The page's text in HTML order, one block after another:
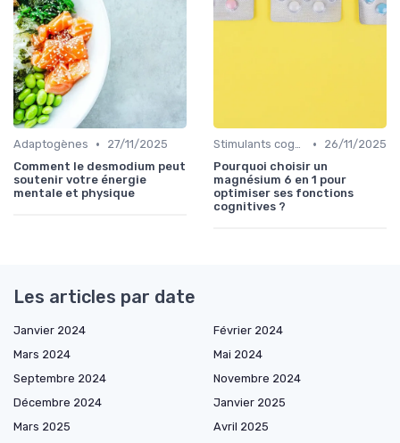
Adaptogènes •
27/11/2025
Comment le desmodium peut
soutenir votre énergie
mentale et physique
Stimulants cognitifs •
26/11/2025
Pourquoi choisir un
magnésium 6 en 1 pour
optimiser ses fonctions
cognitives ?
Les articles par date
Janvier 2024
Février 2024
Mars 2024
Mai 2024
Septembre 2024
Novembre 2024
Décembre 2024
Janvier 2025
Mars 2025
Avril 2025